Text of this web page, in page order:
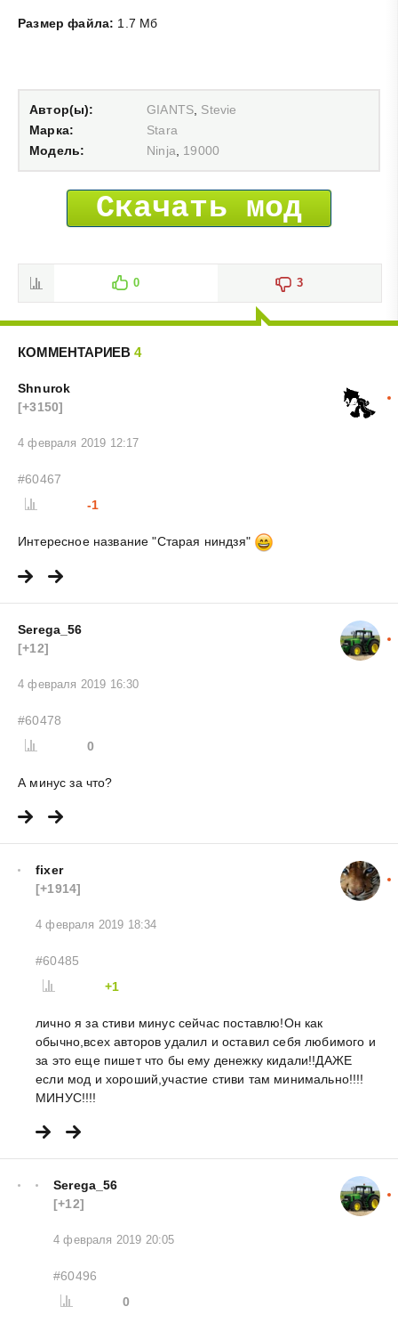
Размер файла: 1.7 Мб
Автор(ы): GIANTS Stevie
Марка:
Stara
Модель:
Ninja 19000
Скачать мод
0 3
КОММЕНТАРИЕВ 4
Shnurok
[+3150]
4 февраля 2019 12:17
#60467
-1
Интересное название "Старая ниндзя"
Serega_56
[+12]
4 февраля 2019 16:30
#60478
0
А минус за что?
fixer
[+1914]
4 февраля 2019 18:34
#60485
+1
лично я за стиви минус сейчас поставлю!Он как
обычно,всех авторов удалил и оставил себя любимого и
за это еще пишет что бы ему денежку кидали!!ДАЖЕ
если мод и хороший,участие стиви там минимально!!!!
МИНУС!!!!
Serega_56
[+12]
4 февраля 2019 20:05
#60496
0